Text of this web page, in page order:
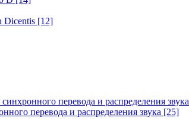
Dicentis [12]
перевода и распределения звука
перевода и распределения звука [25]